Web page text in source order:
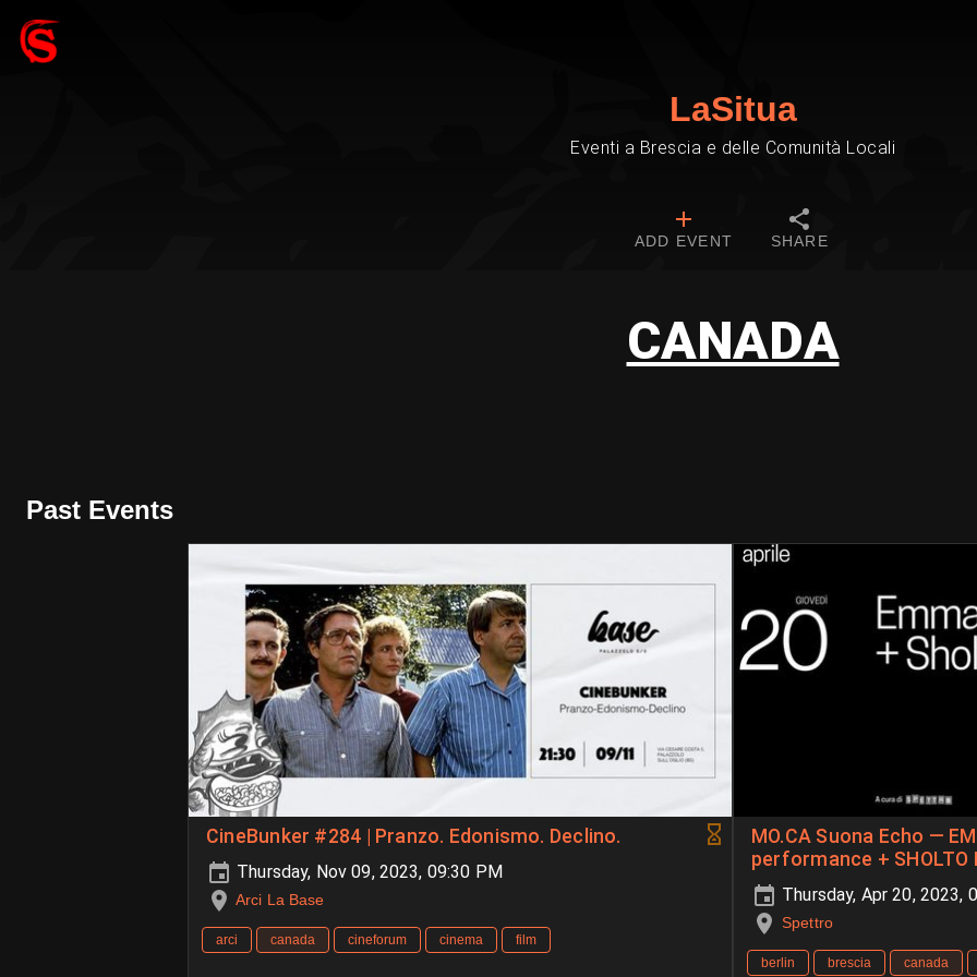
LaSitua
Eventi a Brescia e delle Comunità Locali
ADD EVENT SHARE
CANADA
Past Events
CineBunker #284 | Pranzo. Edonismo. Declino.
Thursday, Nov 09, 2023, 09:30 PM
Arci La Base
arci canada cineforum cinema film
MO.CA Suona Echo —
performance + SHOLTO
Thursday, Apr 20, 2023,
Spettro
berlin brescia canada